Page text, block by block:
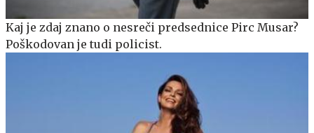
Kaj je zdaj znano o nesreči predsednice Pirc Musar?
Poškodovan je tudi policist.